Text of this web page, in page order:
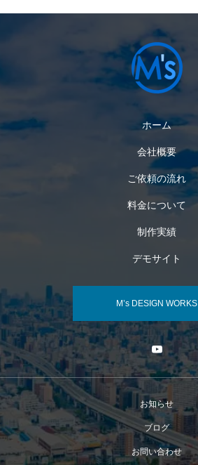
ホーム
会社概要
ご依頼の流れ
料金について
制作実績
デモサイト
M’s DESIGN WORKS
お知らせ
ブログ
お問い合わせ